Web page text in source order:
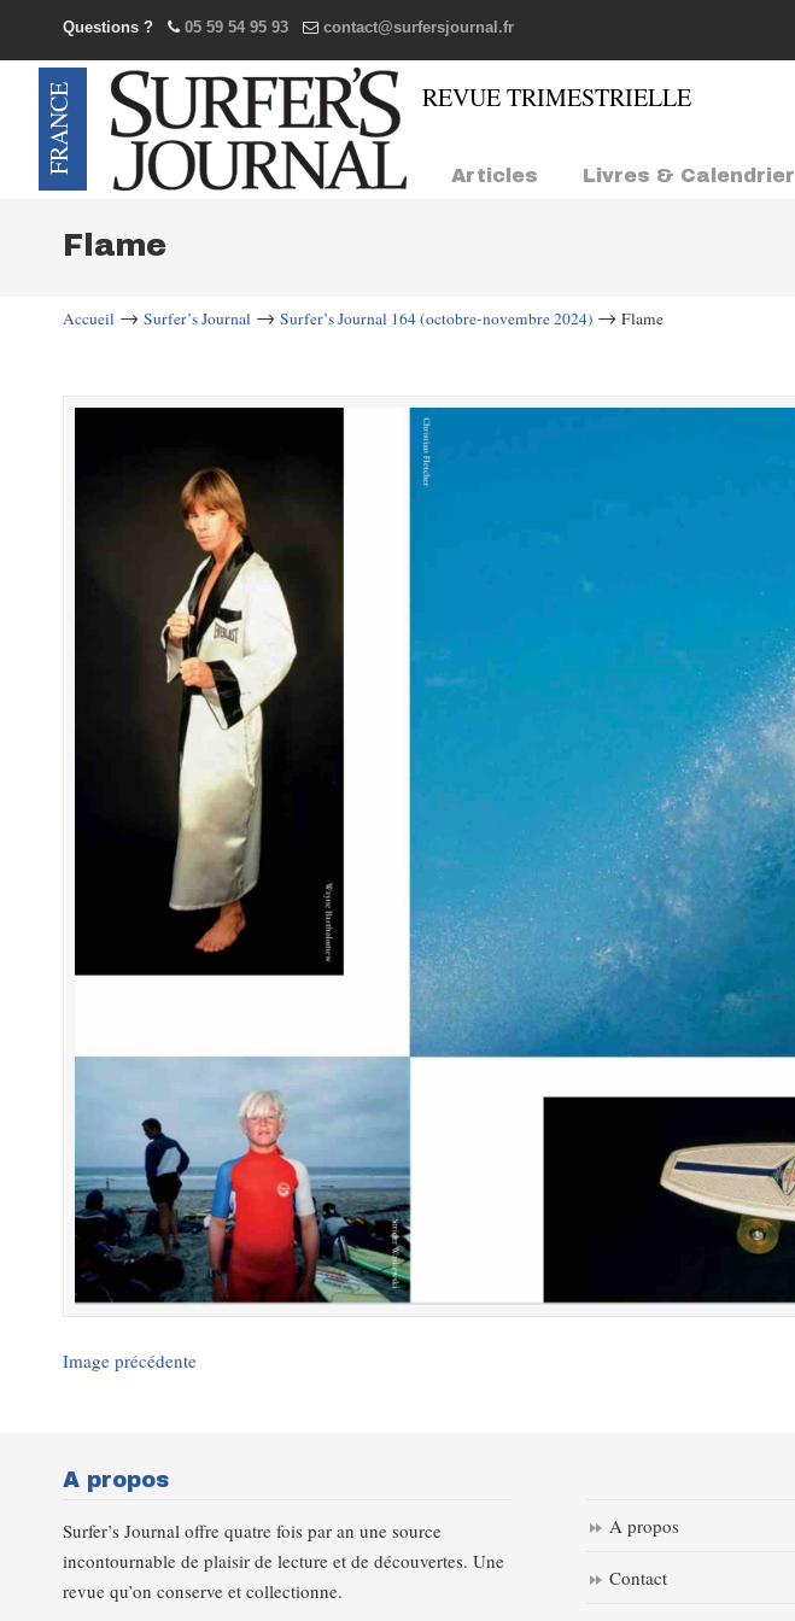
Questions ? 05 59 54 95 93 contact@surfersjournal.fr
Articles Livres & Calendrier
Navigation
Flame
Accueil → Surfer’s Journal → Surfer’s Journal 164 (octobre-novembre 2024) → Flame
Image précédente
A propos
Surfer’s Journal offre quatre fois par an une source
incontournable de plaisir de lecture et de découvertes. Une
revue qu’on conserve et collectionne.
A propos
Contact